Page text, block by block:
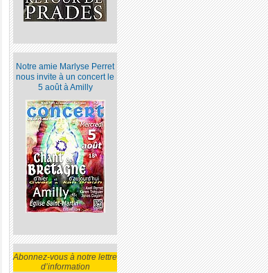
Notre amie Marlyse Perret
nous invite à un concert le
5 août à Amilly
Abonnez-vous à notre lettre
d’information